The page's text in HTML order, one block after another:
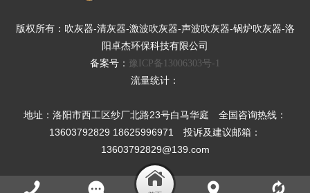
版权所有：吹灰器-清灰器-激波吹灰器-声波吹灰器-锅炉吹灰器-洛
阳卓杰环保科技有限公司
备案号： 豫ICP备13006303号-1
流量统计：
地址：洛阳市西工区纱厂北路23号白马华庭 全国咨询热线：
13603792829 18625996971 投诉及建议邮箱：
13603792829@139.com